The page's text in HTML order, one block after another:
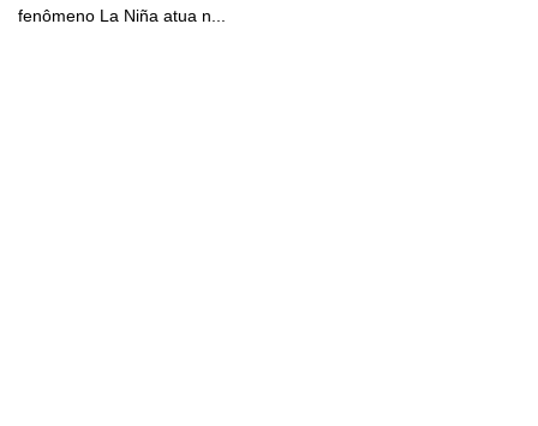
fenômeno La Niña atua n...